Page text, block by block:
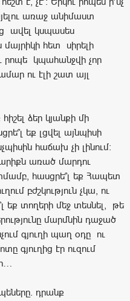
առաջ անիմաստ
ավել կսպասես
մայրիկի հետ սիրելի
րոպե կպահանջվի չոր
ու էլի շատ այլ
ձեր կյանքի մի
եք լցվել այնպիսի
հաճախ չի լինում:
առած մարդու
հասցրե՞լ եք Հապետ
բժշկություն չկա, ու
եք տողերի մեջ տեսնել, թե
մարմնին դաջած
գյուղի պաղ օդը ու
գյուղից էր ուզում
դրանք